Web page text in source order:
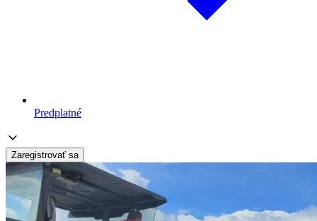
Predplatné
Zaregistrovať sa